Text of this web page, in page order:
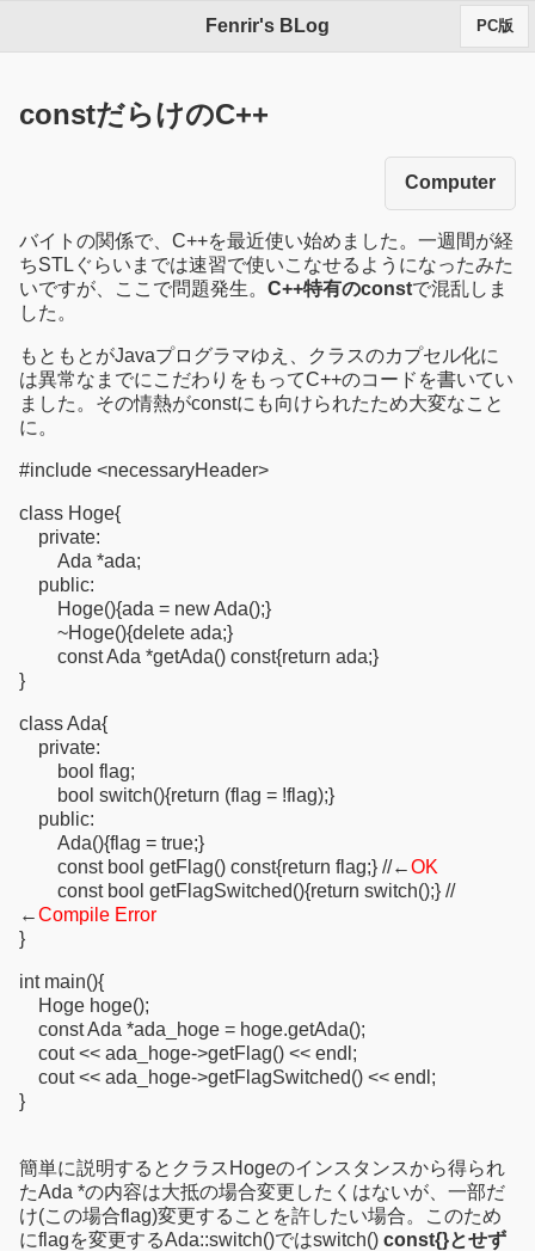
Fenrir's BLog PC版
constだらけのC++
Computer
バイトの関係で、C++を最近使い始めました。一週間が経
ちSTLぐらいまでは速習で使いこなせるようになったみた
いですが、ここで問題発生。 C++特有のconstで混乱しま
した。
もともとがJavaプログラマゆえ、クラスのカプセル化に
は異常なまでにこだわりをもってC++のコードを書いてい
ました。その情熱がconstにも向けられたため大変なこと
に。
#include <necessaryHeader>
class Hoge{
private:
Ada *ada;
public:
Hoge(){ada = new Ada();}
~Hoge(){delete ada;}
const Ada *getAda() const{return ada;}
}
class Ada{
private:
bool flag;
bool switch(){return (flag = !flag);}
public:
Ada(){flag = true;}
const bool getFlag() const{return flag;} //←OK
const bool getFlagSwitched(){return switch();} //
←Compile Error
}
int main(){
Hoge hoge();
const Ada *ada_hoge = hoge.getAda();
cout << ada_hoge->getFlag() << endl;
cout << ada_hoge->getFlagSwitched() << endl;
}
簡単に説明するとクラスHogeのインスタンスから得られ
たAda *の内容は大抵の場合変更したくはないが、一部だ
け(この場合flag)変更することを許したい場合。このため
にflagを変更するAda::switch()ではswitch() const{}とせず